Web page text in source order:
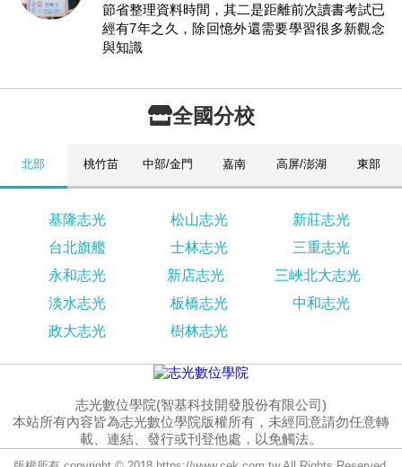
節省整理資料時間，其二是距離前次讀書考試已
經有7年之久，除回憶外還需要學習很多新觀念
與知識
全國分校
北部 桃竹苗 中部/金門 嘉南 高屏/澎湖 東部
基隆志光 松山志光
新莊志光
台北旗艦
士林志光
三重志光
永和志光
新店志光
三峽北大志光
淡水志光
板橋志光
中和志光
政大志光
樹林志光
志光數位學院(智基科技開發股份有限公司)
本站所有內容皆為志光數位學院版權所有，未經同意請勿任意轉
載、連結、發行或刊登他處，以免觸法。